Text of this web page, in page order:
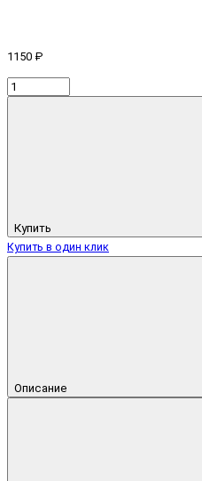
1150 ₽
Купить
Купить в один клик
Описание